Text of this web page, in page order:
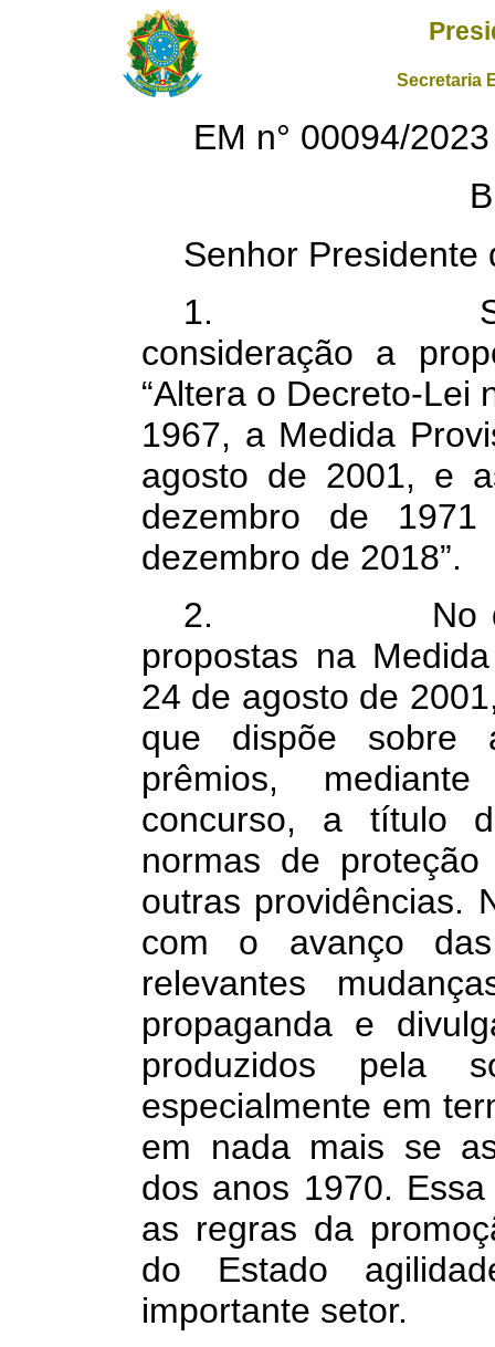
Secretaria
EM n° 00094/
Senhor Presidente
1.
consideração a
“Altera o Decreto-Lei
1967, a Medida
agosto de 2001, e
dezembro de
dezembro de 2018”.
2. No que
propostas na
24 de agosto de
que dispõe sobre
prêmios,
concurso, a título
normas de
outras providências.
com o avanço
relevantes
propaganda e
produzidos pela
especialmente em
em nada mais se
dos anos 1970.
as regras da
do Estado
importante setor.